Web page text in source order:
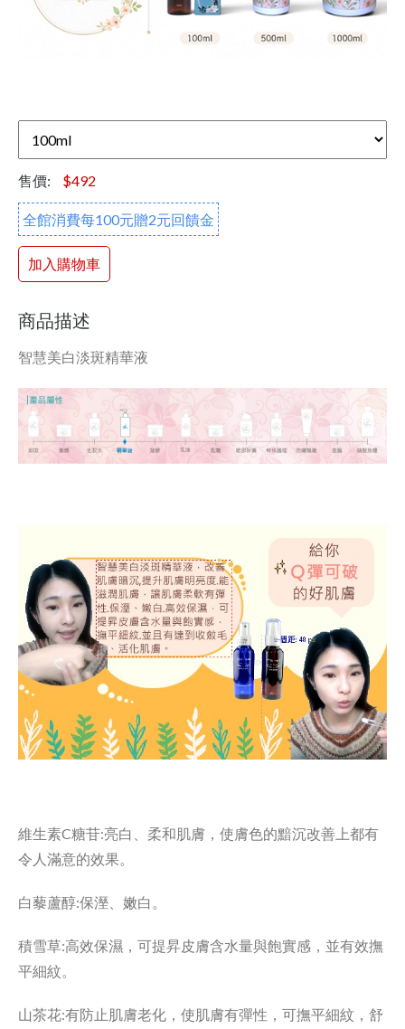
售價: $492
全館消費每100元贈2元回饋金
加入購物車
商品描述
智慧美白淡斑精華液
維生素C糖苷:亮白、柔和肌膚，使膚色的黯沉改善上都有
令人滿意的效果。
白藜蘆醇:保溼、嫩白。
積雪草:高效保濕，可提昇皮膚含水量與飽實感，並有效撫
平細紋。
山茶花:有防止肌膚老化，使肌膚有彈性，可撫平細紋，舒